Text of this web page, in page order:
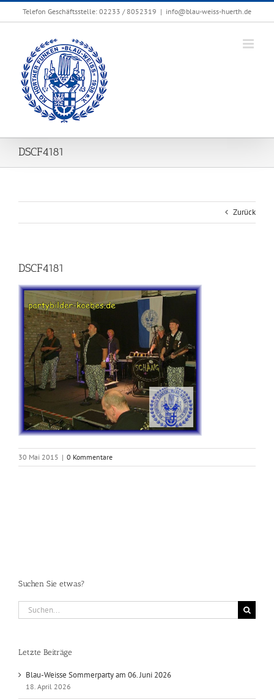
Zum
Telefon Geschäftsstelle: 02233 / 8052319 | info@blau-weiss-huerth.de
DSCF4181
Zurück
DSCF4181
30 Mai 2015 | 0 Kommentare
Suchen Sie etwas?
Suche
nach:
Letzte Beiträge
Blau-Weisse Sommerparty am 06. Juni 2026
18. April 2026